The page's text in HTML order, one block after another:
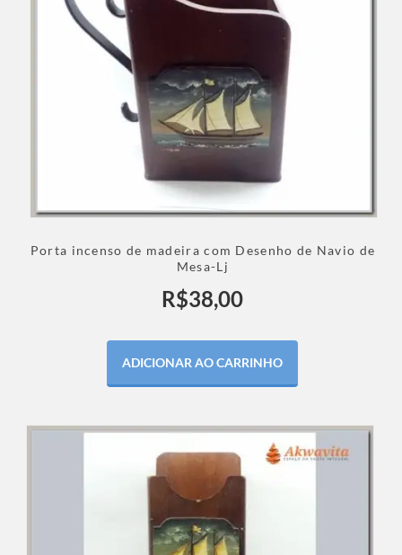
Porta incenso de madeira com Desenho de Navio de
Mesa-Lj
R$38,00
ADICIONAR AO CARRINHO